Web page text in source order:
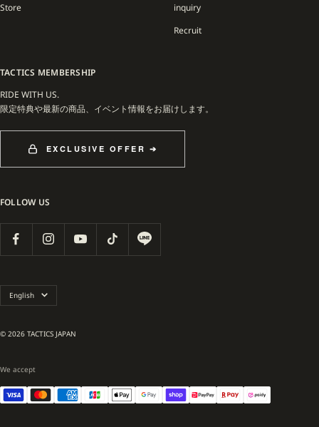
Store
inquiry
Recruit
TACTICS MEMBERSHIP
RIDE WITH US.
限定特典や最新の商品、イベント情報をお届けします。
EXCLUSIVE OFFER ➔
FOLLOW US
Language
English
© 2026 TACTICS JAPAN
We accept